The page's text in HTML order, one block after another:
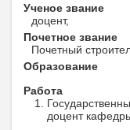
Ученое звание
доцент,
Почетное звание
Почетный
Образование
Работа
доцент